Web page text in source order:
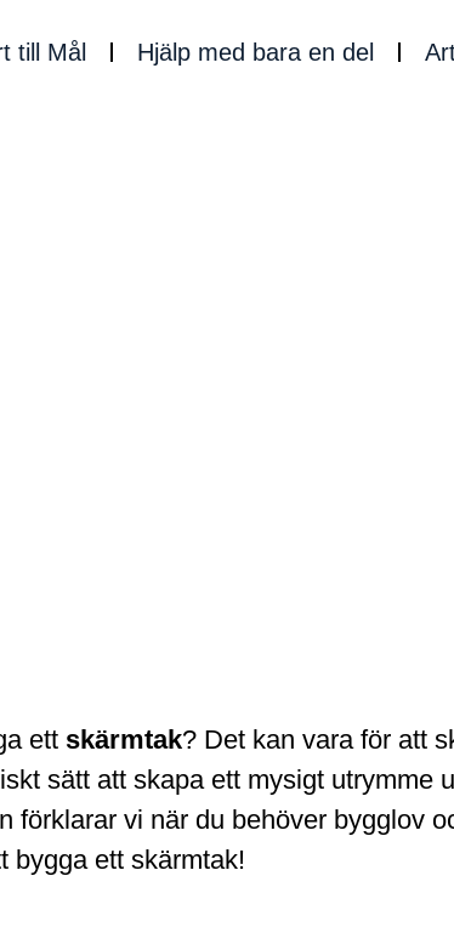
till Mål Hjälp med bara en del
ett skärmtak? Det kan vara för att
sätt att skapa ett mysigt utrymme
förklarar vi när du behöver bygglov
bygga ett skärmtak!